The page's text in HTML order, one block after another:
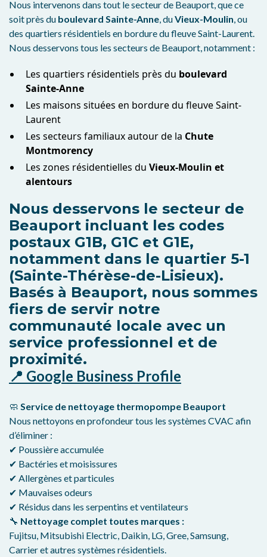
Nous intervenons dans tout le secteur de Beauport, que ce
soit près du boulevard Sainte-Anne , duVieux-Moulin , ou
des quartiers résidentiels en bordure du fleuve Saint-Laurent.
Nous desservons tous les secteurs de Beauport, notamment :
Les quartiers résidentiels près du boulevard
Sainte-Anne
Les maisons situées en bordure du fleuve Saint-
Laurent
Les secteurs familiaux autour de la Chute
Montmorency
Les zones résidentielles du Vieux-Moulin et
alentours
Nous desservons le secteur de
Beauport incluant les codes
postaux G1B, G1C et G1E,
notamment dans le quartier 5-1
(Sainte-Thérèse-de-Lisieux).
Basés à Beauport, nous sommes
fiers de servir notre
communauté locale avec un
service professionnel et de
proximité.
📍 Google Business Profile
🧼 Service de nettoyage thermopompe Beauport
Nous nettoyons en profondeur tous les systèmes CVAC afin
d’éliminer :
✔ Poussière accumulée
✔ Bactéries et moisissures
✔ Allergènes et particules
✔ Mauvaises odeurs
✔ Résidus dans les serpentins et ventilateurs
🔧 Nettoyage complet toutes marques :
Fujitsu, Mitsubishi Electric, Daikin, LG, Gree, Samsung,
Carrier et autres systèmes résidentiels.